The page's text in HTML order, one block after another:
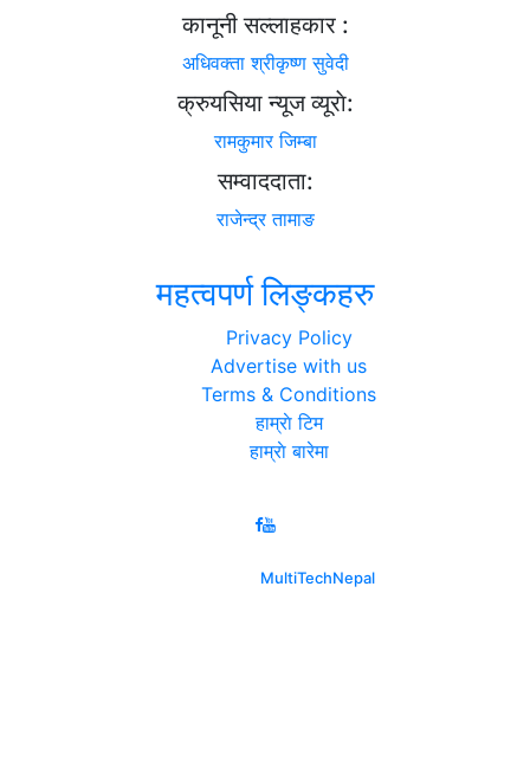
कानूनी सल्लाहकार :
अधिवक्ता श्रीकृष्ण सुवेदी
क्रुयसिया न्यूज व्यूराे:
रामकुमार जिम्बा
सम्वाददाता:
राजेन्द्र तामाङ
महत्वपर्ण लिङ्कहरु
Privacy Policy
Advertise with us
Terms & Conditions
हाम्राे टिम
हाम्राे बारेमा
MultiTechNepal